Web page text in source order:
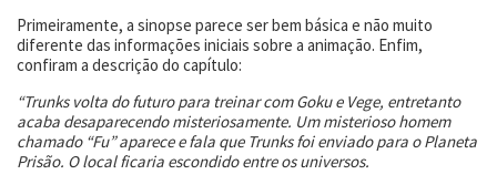
Primeiramente, a sinopse parece ser bem básica e não muito
diferente das informações iniciais sobre a animação. Enfim,
confiram a descrição do capítulo:
“Trunks volta do futuro para treinar com Goku e Vege, entretanto
acaba desaparecendo misteriosamente. Um misterioso homem
chamado “Fu” aparece e fala que Trunks foi enviado para o Planeta
Prisão. O local ficaria escondido entre os universos.